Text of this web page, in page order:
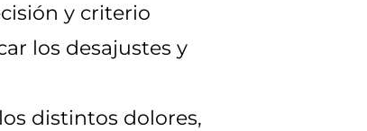
y criterio
los desajustes y
distintos dolores,